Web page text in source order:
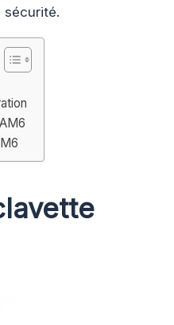
sécurité.